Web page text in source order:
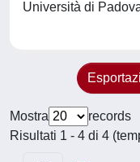
Università di
Mostra
records
Risultati 1 - 4 di 4